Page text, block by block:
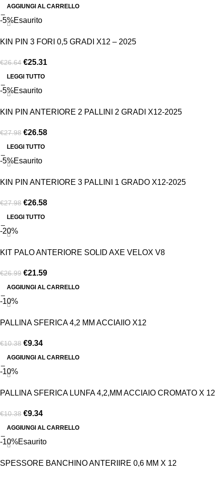
AGGIUNGI AL CARRELLO
-5%Esaurito
KIN PIN 3 FORI 0,5 GRADI X12 – 2025
€26.64 €25.31
LEGGI TUTTO
-5%Esaurito
KIN PIN ANTERIORE 2 PALLINI 2 GRADI X12-2025
€27.98 €26.58
LEGGI TUTTO
-5%Esaurito
KIN PIN ANTERIORE 3 PALLINI 1 GRADO X12-2025
€27.98 €26.58
LEGGI TUTTO
-20%
KIT PALO ANTERIORE SOLID AXE VELOX V8
€26.99 €21.59
AGGIUNGI AL CARRELLO
-10%
PALLINA SFERICA 4,2 MM ACCIAIIO X12
€10.38 €9.34
AGGIUNGI AL CARRELLO
-10%
PALLINA SFERICA LUNFA 4,2,MM ACCIAIO CROMATO X 12
€10.38 €9.34
AGGIUNGI AL CARRELLO
-10%Esaurito
SPESSORE BANCHINO ANTERIIRE 0,6 MM X 12